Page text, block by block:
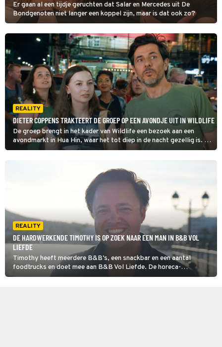
Er gaan al een tijdje geruchten dat Salar en Mercedes uit De
Bondgenoten niet langer een koppel zijn, maar is dat ook zo?
REALITY
DIETER COPPENS TRAKTEERT DE GROEP OP EEN AVONDJE UIT IN WILDLIFE
De groep brengt in het kader van Wildlife een bezoek aan een
avondmarkt in Hua Hin, waar het tot diep in de nacht gezellig is. Er
staan oneindig veel kraampjes met kleding en souvenirs en ook
REALITY
DE HARDWERKENDE TIMOTHY IS OP ZOEK NAAR EEN MAN IN B&B VOL
LIEFDE
Timothy heeft meerdere B&B's, een snackbar en een aantal
foodtrucks en doet mee aan B&B Vol Liefde. De horeca-
ondernemer komt genoeg leuke mannen tegen op Ibiza, maar die